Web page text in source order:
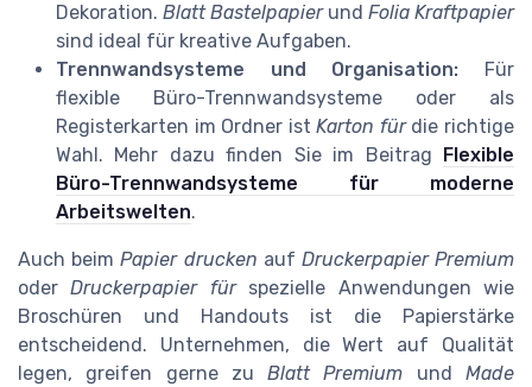
Dekoration. Blatt Bastelpapierund Folia Kraftpapier
sind ideal für kreative Aufgaben.
Trennwandsysteme und Organisation: Für
flexible Büro-Trennwandsysteme oder als
Registerkarten im Ordner istKarton fürdie richtige
Wahl. Mehr dazu finden Sie im Beitrag
Flexible
Büro-Trennwandsysteme für moderne
Arbeitswelten.
Auch beimPapier drucken auf Druckerpapier Premium
oderDruckerpapier fürspezielle Anwendungen wie
Broschüren und Handouts ist die Papierstärke
entscheidend. Unternehmen, die Wert auf Qualität
legen, greifen gerne zuBlatt Premium undMade